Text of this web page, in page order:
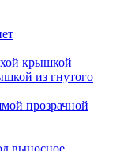
крышкой
из гнутого
прозрачной
выносное